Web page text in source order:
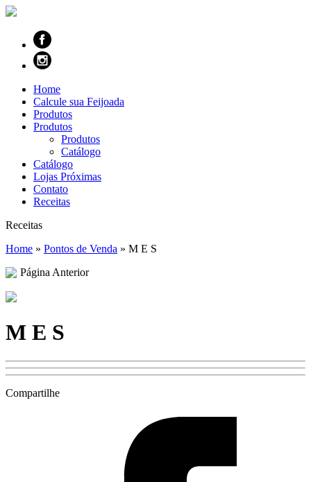
Home
Calcule sua Feijoada
Produtos
Produtos
Produtos
Catálogo
Catálogo
Lojas Próximas
Contato
Receitas
Receitas
Home » Pontos de Venda » M E S
Página Anterior
M E S
Compartilhe